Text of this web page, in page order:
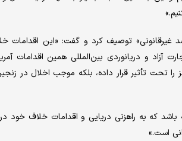
اقدامات خصمانه دریایی آمریکا را «۱۰۰ درصد غیرقانونی» توصیف کرد و
و دریانوردی بین‌المللی همین اقدامات
تأثیر قرار داده، بلکه موجب اخلال در
باشد که به راهزنی دریایی و اقدامات خلاف خود
است.»